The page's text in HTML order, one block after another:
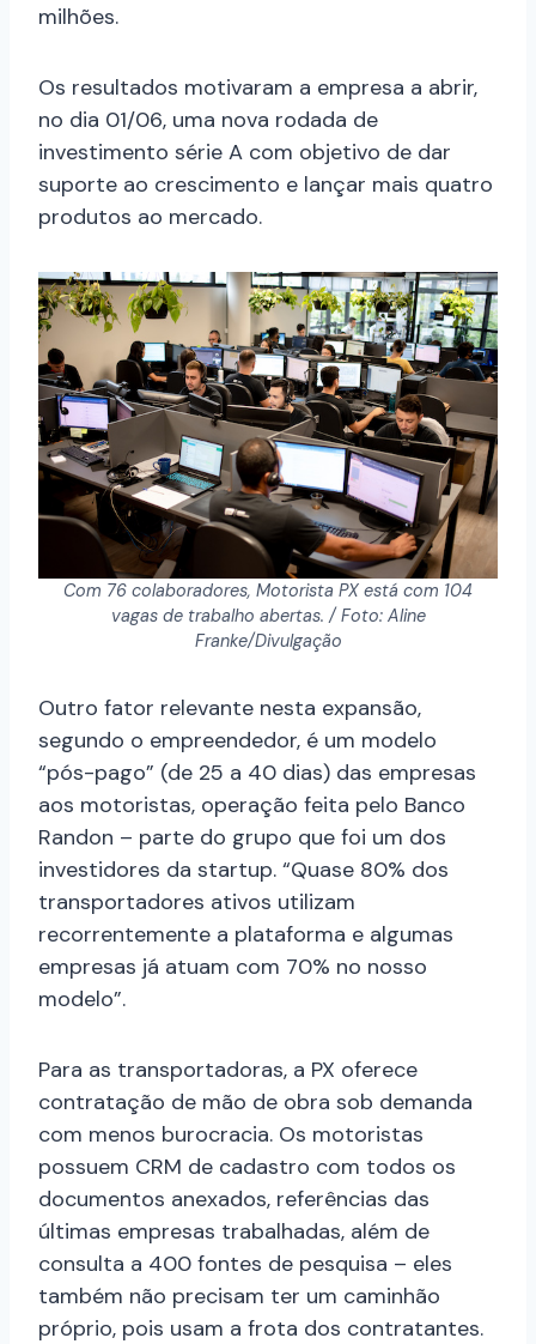
milhões.
Os resultados motivaram a empresa a abrir,
no dia 01/06, uma nova rodada de
investimento série A com objetivo de dar
suporte ao crescimento e lançar mais quatro
produtos ao mercado.
Com 76 colaboradores, Motorista PX está com 104
vagas de trabalho abertas. / Foto: Aline
Franke/Divulgação
Outro fator relevante nesta expansão,
segundo o empreendedor, é um modelo
“pós-pago” (de 25 a 40 dias) das empresas
aos motoristas, operação feita pelo Banco
Randon – parte do grupo que foi um dos
investidores da startup. “Quase 80% dos
transportadores ativos utilizam
recorrentemente a plataforma e algumas
empresas já atuam com 70% no nosso
modelo”.
Para as transportadoras, a PX oferece
contratação de mão de obra sob demanda
com menos burocracia. Os motoristas
possuem CRM de cadastro com todos os
documentos anexados, referências das
últimas empresas trabalhadas, além de
consulta a 400 fontes de pesquisa – eles
também não precisam ter um caminhão
próprio, pois usam a frota dos contratantes.